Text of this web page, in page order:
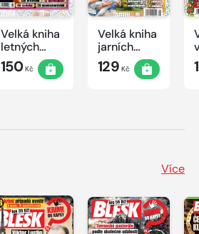
Velká kniha
letných
krížoviek s
TV JOJ
150Kč
Velká kniha
jarních
křížovek
2026
129 Kč
Více